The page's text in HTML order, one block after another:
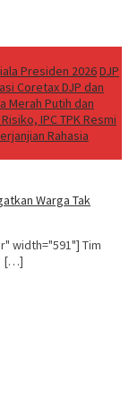
Presiden 2026DJP
Coretax DJP dan
Merah Putih dan
IPC TPK Resmi
Rahasia
Warga Tak
width="591"] Tim
[…]